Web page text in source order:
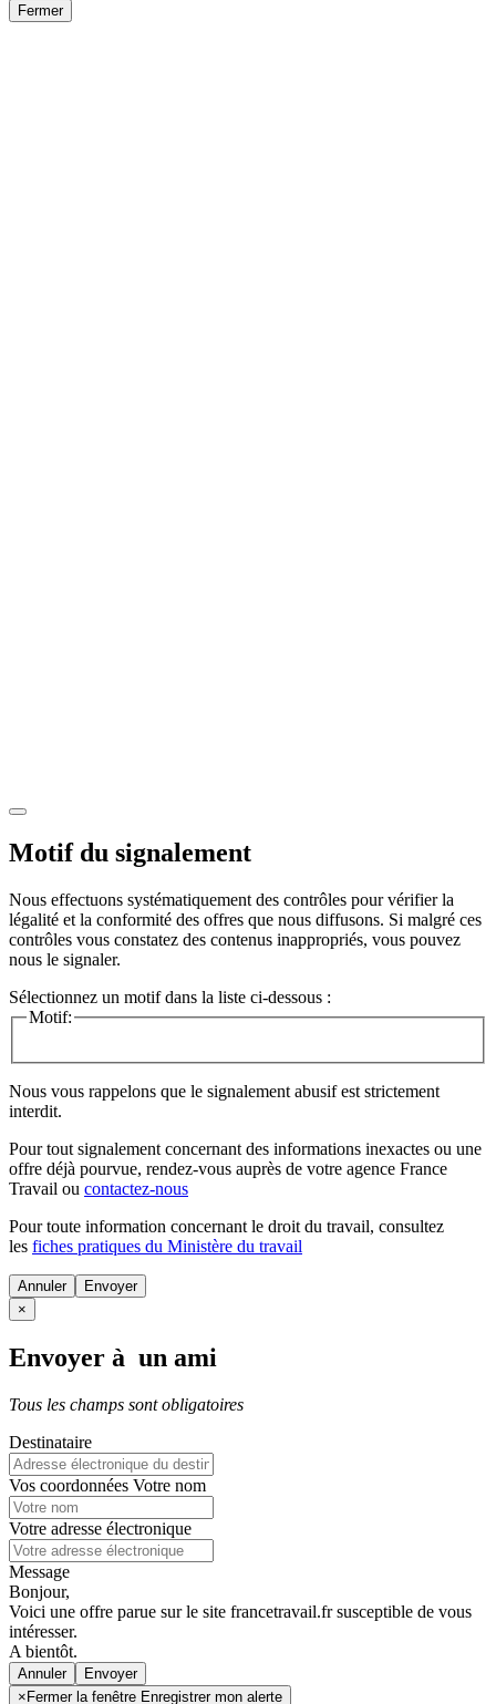
Fermer
Motif du signalement
Nous effectuons systématiquement des contrôles pour vérifier la
légalité et la conformité des offres que nous diffusons. Si malgré ces
contrôles vous constatez des contenus inappropriés, vous pouvez
nous le signaler.
Sélectionnez un motif dans la liste ci-dessous :
Motif:
Nous vous rappelons que le signalement abusif est strictement
interdit.
Pour tout signalement concernant des informations inexactes ou une
offre déjà pourvue, rendez-vous auprès de votre agence France
Travail ou contactez-nous
Pour toute information concernant le droit du travail, consultez
les fiches pratiques du Ministère du travail
Annuler
×
Envoyer à un ami
Tous les champs sont obligatoires
Destinataire
Vos coordonnées Votre nom
Votre adresse électronique
Message
Bonjour,
Voici une offre parue sur le site francetravail.fr susceptible de vous
intéresser.
A bientôt.
Annuler
× Fermer la fenêtre Enregistrer mon alerte